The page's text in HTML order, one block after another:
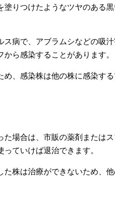
塗りつけたようなツヤのある
ス病で、アブラムシなどの吸
ら感染することがあります。
め、感染株は他の株に感染す
た場合は、市販の薬剤または
ていけば退治できます。
た株は治療ができないため、